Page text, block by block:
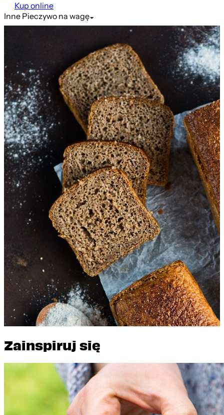
Kup online
InnePieczywo na wagę
Zainspiruj się